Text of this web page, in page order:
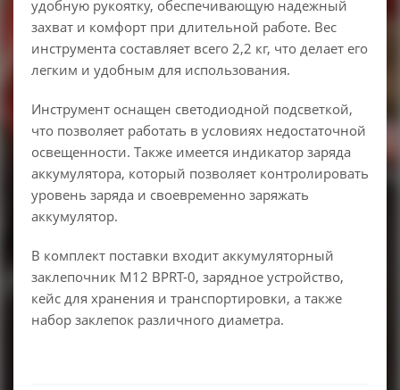
удобную рукоятку, обеспечивающую надежный
захват и комфорт при длительной работе. Вес
инструмента составляет всего 2,2 кг, что делает его
легким и удобным для использования.
Инструмент оснащен светодиодной подсветкой,
что позволяет работать в условиях недостаточной
освещенности. Также имеется индикатор заряда
аккумулятора, который позволяет контролировать
уровень заряда и своевременно заряжать
аккумулятор.
В комплект поставки входит аккумуляторный
заклепочник M12 BPRT-0, зарядное устройство,
кейс для хранения и транспортировки, а также
набор заклепок различного диаметра.